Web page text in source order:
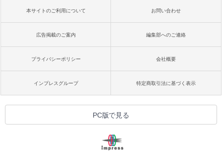
本サイトのご利用について お問い合わせ
広告掲載のご案内 編集部へのご連絡
プライバシーポリシー 会社概要
インプレスグループ 特定商取引法に基づく表示
PC版で見る